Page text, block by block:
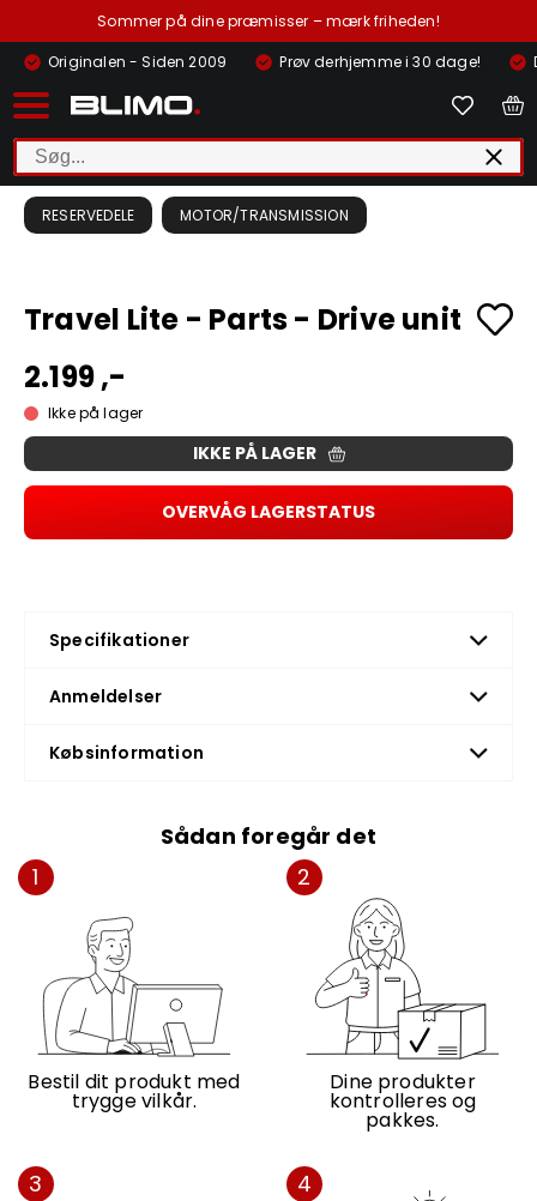
Sommer på dine præmisser – mærk friheden!
Originalen - Siden 2009
Prøv derhjemme i 30 dage!
RESERVEDELE MOTOR/TRANSMISSION
Travel Lite - Parts - Drive unit
2.199 ,-
Ikke på lager
IKKE PÅ LAGER
OVERVÅG LAGERSTATUS
Specifikationer
Anmeldelser
Købsinformation
Sådan foregår det
1
Bestil dit produkt med
trygge vilkår.
2
Dine produkter
kontrolleres og
pakkes.
3 4